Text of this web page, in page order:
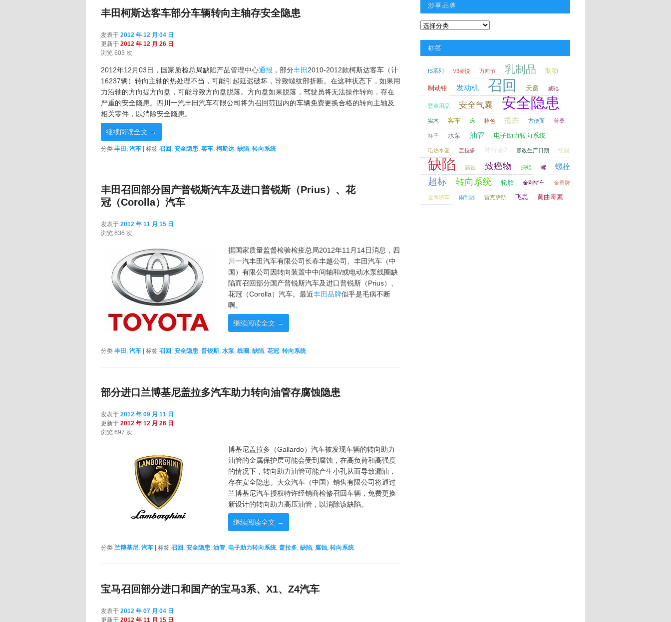
丰田柯斯达客车部分车辆转向主轴存安全隐患
发表于 2012 年 12 月 04 日
更新于 2012 年 12 月 26 日
浏览 603 次
2012年12月03日，国家质检总局缺陷产品管理中心通报 ，部分丰田 2010-2012款柯斯达客车（计
16237辆）转向主轴的热处理不当，可能引起延迟破坏，导致螺纹部折断。在这种状态下，如果用
力沿轴的方向提方向盘，可能导致方向盘脱落。方向盘如果脱落，驾驶员将无法操作转向，存在
严重的安全隐患。四川一汽丰田汽车有限公司将为召回范围内的车辆免费更换合格的转向主轴及
相关零件，以消除安全隐患。
继续阅读全文 →
分类 丰田, 汽车 | 标签 召回, 安全隐患, 客车, 柯斯达, 缺陷, 转向系统
丰田召回部分国产普锐斯汽车及进口普锐斯（Prius）、花
冠（Corolla）汽车
发表于 2012 年 11 月 15 日
浏览 636 次
据国家质量监督检验检疫总局2012年11月14日消息，四
川一汽丰田汽车有限公司长春丰越公司、丰田汽车（中
国）有限公司因转向装置中中间轴和/或电动水泵线圈缺
陷而召回部分国产普锐斯汽车及进口普锐斯（Prius）、
花冠（Corolla）汽车。最近丰田品牌似乎是毛病不断
啊。
继续阅读全文 →
分类 丰田 , 汽车 标签 召回 , 安全隐患, 普锐斯, 水泵, 线圈, 缺陷, 花冠, 转向系统
部分进口兰博基尼盖拉多汽车助力转向油管存腐蚀隐患
发表于 2012 年 09 月 11 日
更新于 2012 年 12 月 26 日
浏览 697 次
博基尼盖拉多（Gallardo）汽车被发现车辆的转向助力
油管的金属保护层可能会受到腐蚀，在高负荷和高强度
的情况下，转向助力油管可能产生小孔从而导致漏油，
存在安全隐患。大众汽车（中国）销售有限公司将通过
兰博基尼汽车授权特许经销商检修召回车辆，免费更换
新设计的转向助力高压油管，以消除该缺陷。
继续阅读全文 →
分类 兰博基尼, 汽车 标签 召回 , 安全隐患, 油管, 电子助力转向系统, 盖拉多, 缺陷, 腐蚀, 转向系统
宝马召回部分进口和国产的宝马3系、X1、Z4汽车
发表于 2012 年 07 月 04 日
更新于 2012 年 11 月 15 日
涉事品牌
涉事品牌
标签
IS系列 V3菱悦 万向节 乳制品 制动
制动钳 发动机 召回 天窗 威驰
婴童用品 安全气囊 安全隐患
实木 客车 床 掉色 揽胜 方便面 普桑
杯子 水泵 油管 电子助力转向系统
电热水壶 盖拉多 神行者2 篡改生产日期 线圈
缺陷 腐蚀 致癌物 蚂蝗 螺 螺栓
超标 转向系统 轮胎 金刚轿车 金勇牌
金鹰轿车 雨刮器 雷克萨斯 飞思 黄曲霉素